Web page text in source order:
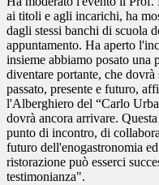
ai titoli e agli incarichi, ha
dagli stessi banchi di scuola
appuntamento. Ha aperto
insieme abbiamo posato una
diventare portante, che
passato, presente e futuro,
l'Alberghiero del “Carlo
dovrà ancora arrivare.
punto di incontro, di
futuro dell'enogastronomia
ristorazione può esserci
testimonianza".